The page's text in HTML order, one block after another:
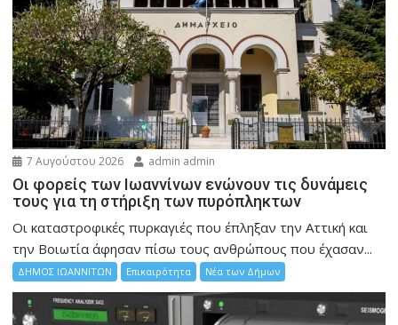
7 Αυγούστου 2026 admin admin
Οι φορείς των Ιωαννίνων ενώνουν τις δυνάμεις
τους για τη στήριξη των πυρόπληκτων
Οι καταστροφικές πυρκαγιές που έπληξαν την Αττική και
την Bοιωτία άφησαν πίσω τους ανθρώπους που έχασαν...
ΔΗΜΟΣ ΙΩΑΝΝΙΤΩΝ Επικαιρότητα Νέα των Δήμων